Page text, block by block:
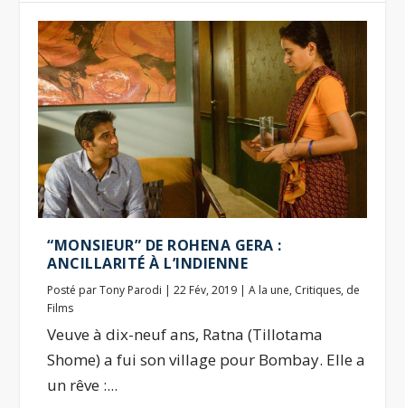
“MONSIEUR” DE ROHENA GERA :
ANCILLARITÉ À L’INDIENNE
Posté parTony Parodi |22 Fév, 2019 |A la une, Critiques, de
Films
Veuve à dix-neuf ans, Ratna (Tillotama
Shome) a fui son village pour Bombay. Elle a
un rêve :...